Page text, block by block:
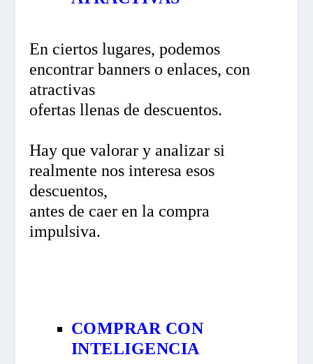
En ciertos lugares, podemos
encontrar banners o enlaces, con
atractivas
ofertas llenas de descuentos.
Hay que valorar y analizar si
realmente nos interesa esos
descuentos,
antes de caer en la compra
impulsiva.
COMPRAR CON
INTELIGENCIA